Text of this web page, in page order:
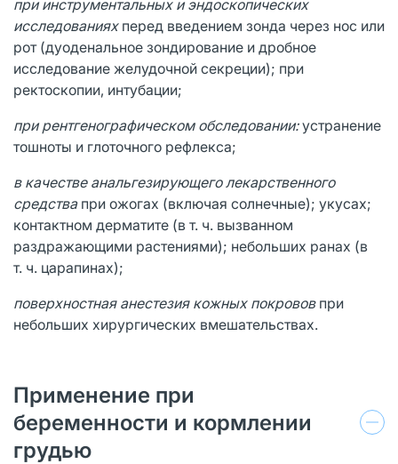
при инструментальных и эндоскопических
исследованияхперед введением зонда через нос или
рот (дуоденальное зондирование и дробное
исследование желудочной секреции); при
ректоскопии, интубации;
при рентгенографическом обследовании:устранение
тошноты и глоточного рефлекса;
в качестве анальгезирующего лекарственного
средствапри ожогах (включая солнечные); укусах;
контактном дерматите (в т. ч. вызванном
раздражающими растениями); небольших ранах (в
т. ч. царапинах);
поверхностная анестезия кожных покрововпри
небольших хирургических вмешательствах.
Применение при
беременности и кормлении
грудью